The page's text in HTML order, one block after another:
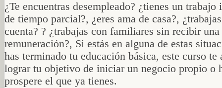
¿Te encuentras desempleado? ¿tienes un
de tiempo parcial?, ¿eres ama de casa?,
cuenta? ? ¿trabajas con familiares sin recibir una
remuneración?, Si estás en alguna de estas
has terminado tu educación básica, este curso te
lograr tu objetivo de iniciar un negocio propio o
prospere el que ya tienes.